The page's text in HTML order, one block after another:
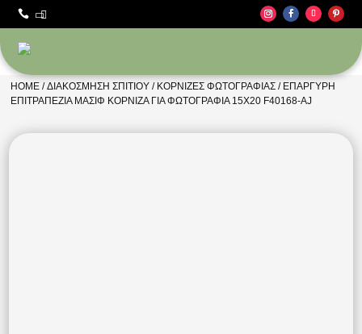
 
HOME /ΔΙΑΚΌΣΜΗΣΗ ΣΠΙΤΙΟΎ / ΚΟΡΝΊΖΕΣ ΦΩΤΟΓΡΑΦΊΑΣ / ΕΠΆΡΓΥΡΗ
ΕΠΙΤΡΑΠΈΖΙΑ ΜΑΣΊΦ ΚΟΡΝΊΖΑ ΓΙΑ ΦΩΤΟΓΡΑΦΊΑ 15Χ20 F40168-AJ